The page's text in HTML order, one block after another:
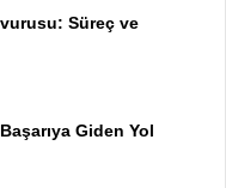
Süreç ve
Giden Yol